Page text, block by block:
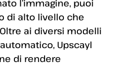
l’immagine, puoi
di alto livello che
ai diversi modelli
Upscayl
di rendere